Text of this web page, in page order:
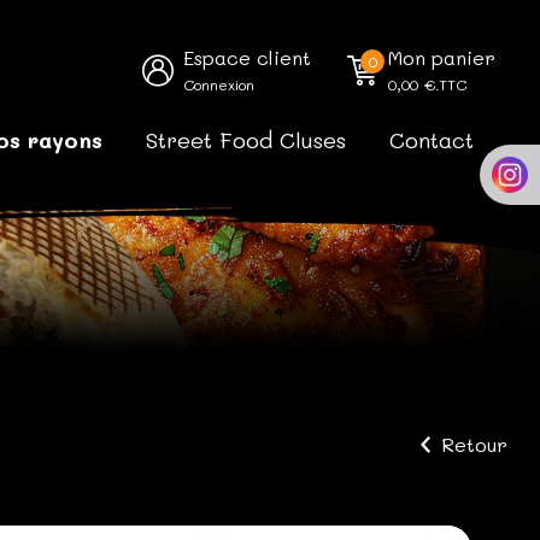
Espace client
Connexion
0 Mon panier
0,00 €.TTC
rayons Street Food Cluses Contact
Retour